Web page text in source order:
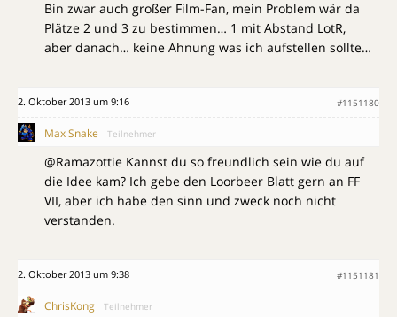
Bin zwar auch großer Film-Fan, mein Problem wär da
Plätze 2 und 3 zu bestimmen… 1 mit Abstand LotR,
aber danach… keine Ahnung was ich aufstellen sollte…
2. Oktober 2013 um 9:16 #1151180
Max Snake Teilnehmer
@Ramazottie Kannst du so freundlich sein wie du auf
die Idee kam? Ich gebe den Loorbeer Blatt gern an FF
VII, aber ich habe den sinn und zweck noch nicht
verstanden.
2. Oktober 2013 um 9:38 #1151181
ChrisKong Teilnehmer